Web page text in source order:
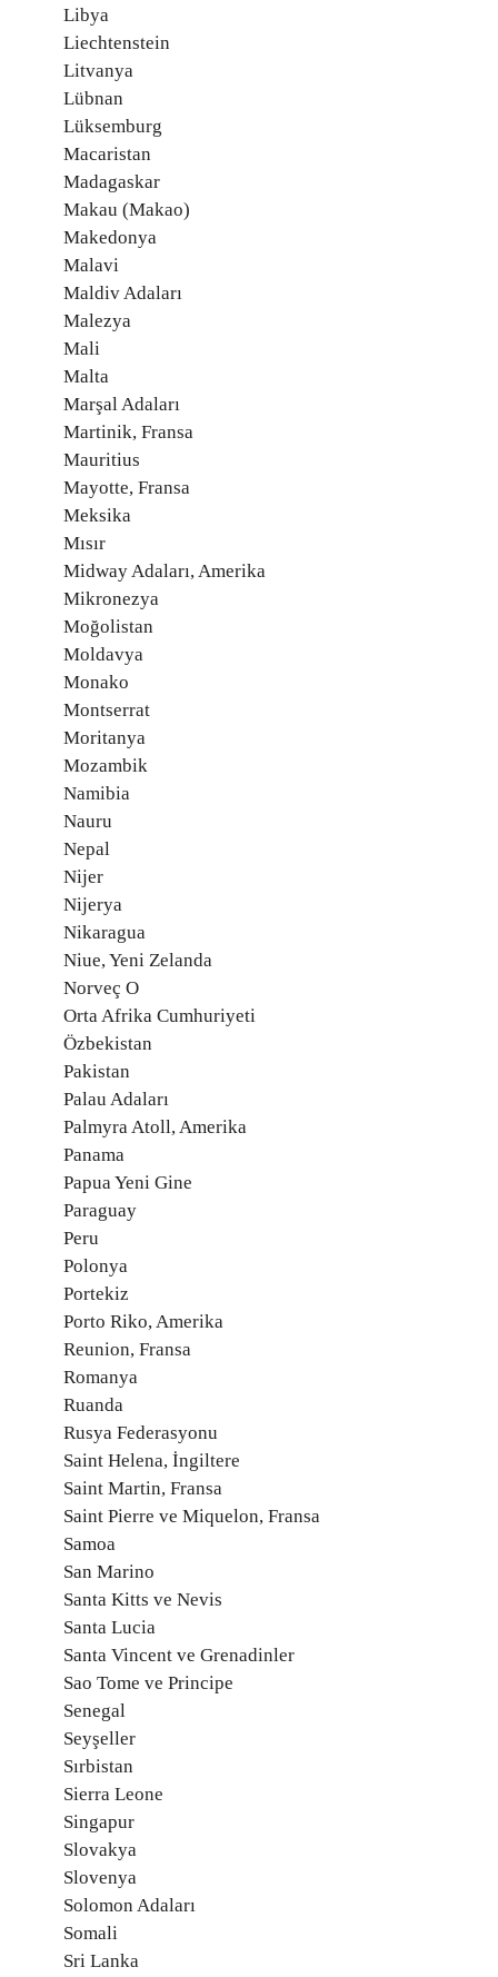
Libya
Liechtenstein
Litvanya
Lübnan
Lüksemburg
Macaristan
Madagaskar
Makau (Makao)
Makedonya
Malavi
Maldiv Adaları
Malezya
Mali
Malta
Marşal Adaları
Martinik, Fransa
Mauritius
Mayotte, Fransa
Meksika
Mısır
Midway Adaları, Amerika
Mikronezya
Moğolistan
Moldavya
Monako
Montserrat
Moritanya
Mozambik
Namibia
Nauru
Nepal
Nijer
Nijerya
Nikaragua
Niue, Yeni Zelanda
Norveç O
Orta Afrika Cumhuriyeti
Özbekistan
Pakistan
Palau Adaları
Palmyra Atoll, Amerika
Panama
Papua Yeni Gine
Paraguay
Peru
Polonya
Portekiz
Porto Riko, Amerika
Reunion, Fransa
Romanya
Ruanda
Rusya Federasyonu
Saint Helena, İngiltere
Saint Martin, Fransa
Saint Pierre ve Miquelon, Fransa
Samoa
San Marino
Santa Kitts ve Nevis
Santa Lucia
Santa Vincent ve Grenadinler
Sao Tome ve Principe
Senegal
Seyşeller
Sırbistan
Sierra Leone
Singapur
Slovakya
Slovenya
Solomon Adaları
Somali
Sri Lanka